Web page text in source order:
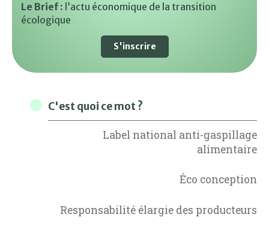
Le Brief : l’actu économique de la transition
écologique
S'inscrire
C'est quoi ce mot ?
Label national anti-gaspillage
alimentaire
Éco conception
Responsabilité élargie des producteurs